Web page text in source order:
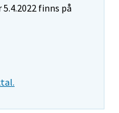
finns på